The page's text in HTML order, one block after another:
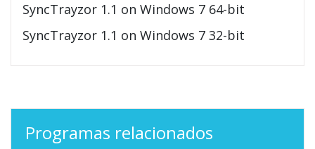
SyncTrayzor 1.1 on Windows 7 64-bit
SyncTrayzor 1.1 on Windows 7 32-bit
Programas relacionados